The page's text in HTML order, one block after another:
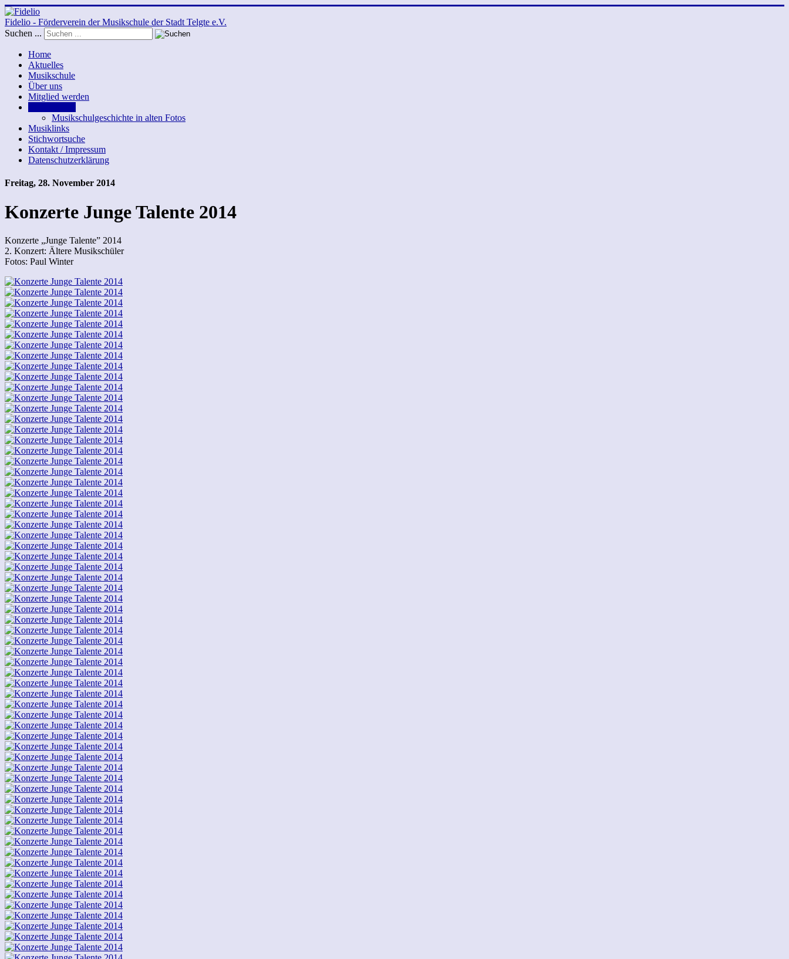
Fidelio - Förderverein der Musikschule der Stadt Telgte e.V.
Suchen ...
Home
Aktuelles
Musikschule
Über uns
Mitglied werden
Musikschulgeschichte in alten Fotos
Musiklinks
Stichwortsuche
Kontakt / Impressum
Datenschutzerklärung
Freitag, 28. November 2014
Konzerte Junge Talente 2014
Konzerte „Junge Talente” 2014
2. Konzert: Ältere Musikschüler
Fotos: Paul Winter